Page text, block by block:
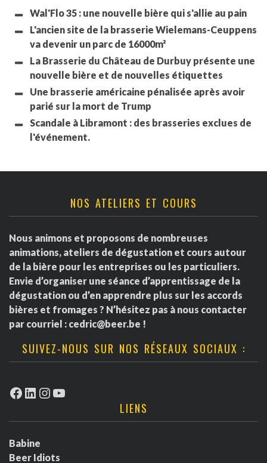
Wal'Flo 35 : une nouvelle bière qui s'allie au pain
L'ancien site de la brasserie Wielemans-Ceuppens
va devenir un parc de 16000m²
La Brasserie du Château de Durbuy présente une
nouvelle bière et de nouvelles étiquettes
Une brasserie américaine pénalisée après avoir
parié sur la mort de Trump
Scandale à Libramont : des brasseries exclues de
l'événement.
NOS ATELIERS ET COURS
Nous animons et proposons de nombreuses
animations, ateliers de dégustation et cours autour
de la bière pour les entreprises ou les particuliers.
Envie d’organiser une séance d’apprentissage de la
dégustation ou d’en apprendre plus sur les accords
bières et fromages ? N’hésitez pas à nous contacter
par courriel : cedric@beer.be !
SUIVEZ-NOUS SUR NOS RÉSEAUX SOCIAUX :
Facebook
LinkedIn
Instagram
YouTube
LIENS
Babine
Beer Idiots